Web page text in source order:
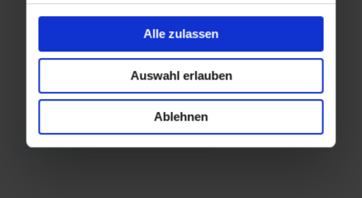
Alle zulassen
Auswahl erlauben
Ablehnen
Mehr Termine anzeigen
Zurück zur Übersicht